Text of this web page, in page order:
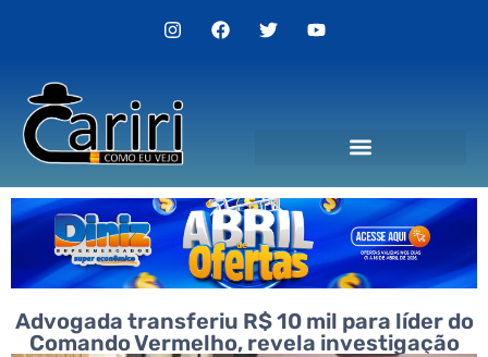
Advogada transferiu R$ 10 mil para líder do
Comando Vermelho, revela investigação